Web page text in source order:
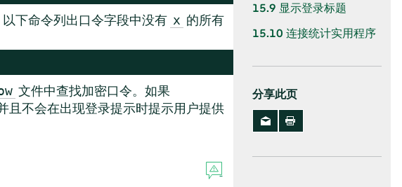
以下命令列出口令字段中没有 x 的所有
文件中查找加密口令。如果
且不会在出现登录提示时提示用户提供
15.9 显示登录标题
15.10 连接统计实用程序
分享此页